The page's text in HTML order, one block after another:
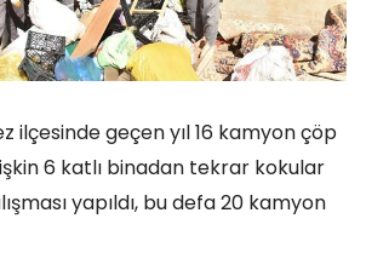
ilçesinde geçen yıl 16 kamyon çöp
6 katlı binadan tekrar kokular
yapıldı, bu defa 20 kamyon